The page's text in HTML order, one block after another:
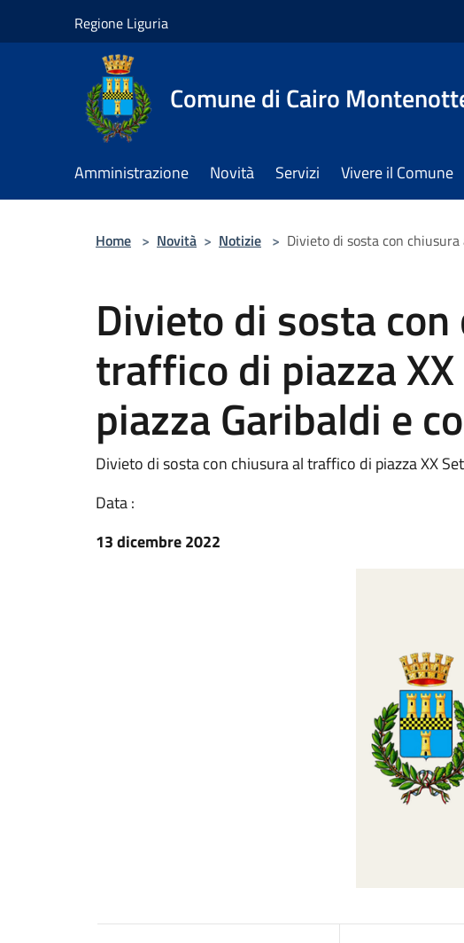
Regione Liguria
Comune di Cairo
Amministrazione Novità Servizi Vivere il Comune
Home > Novità > Notizie > Divieto di sosta con
Divieto di sosta
traffico di piazza
piazza Garibaldi e
Divieto di sosta con chiusura al traffico di piazza XX
Data :
13 dicembre 2022